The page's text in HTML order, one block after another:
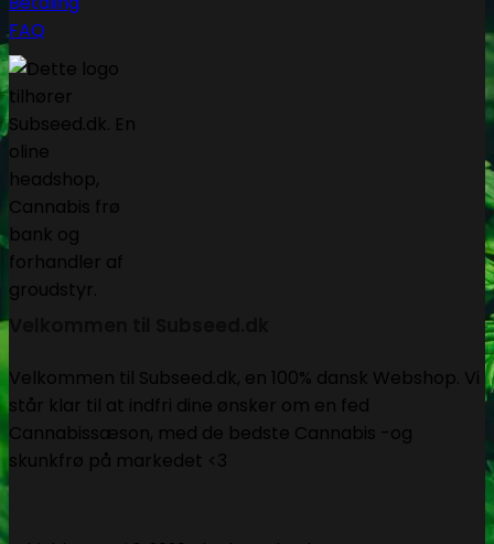
FAQ
Velkommen til Subseed.dk, en 100% dansk Webshop. Vi
står klar til at indfri dine ønsker om en fed
Cannabissæson, med de bedste Cannabis -og
skunkfrø på markedet <3